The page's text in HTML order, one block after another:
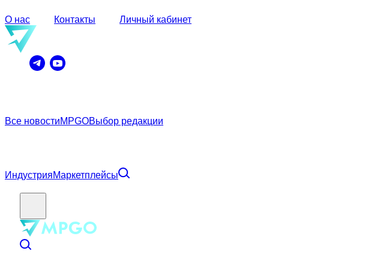
О нас Контакты Личный кабинет
Все новостиMPGOВыбор редакции
ИндустрияМаркетплейсы